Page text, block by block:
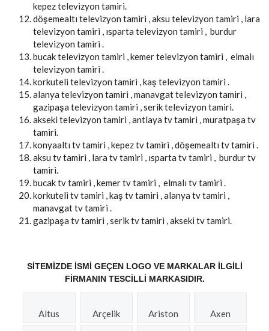
kepez televizyon tamiri.
döşemealtı televizyon tamiri , aksu televizyon tamiri , lara
televizyon tamiri , ısparta televizyon tamiri , burdur
televizyon tamiri .
bucak televizyon tamiri , kemer televizyon tamiri , elmalı
televizyon tamiri .
korkuteli televizyon tamiri , kaş televizyon tamiri .
alanya televizyon tamiri , manavgat televizyon tamiri ,
gazipaşa televizyon tamiri , serik televizyon tamiri.
akseki televizyon tamiri , antlaya tv tamiri , muratpaşa tv
tamiri.
konyaaltı tv tamiri , kepez tv tamiri , döşemealtı tv tamiri .
aksu tv tamiri , lara tv tamiri , ısparta tv tamiri , burdur tv
tamiri.
bucak tv tamiri , kemer tv tamiri , elmalı tv tamiri .
korkuteli tv tamiri , kaş tv tamiri , alanya tv tamiri ,
manavgat tv tamiri .
gazipaşa tv tamiri , serik tv tamiri , akseki tv tamiri.
SITEMIZDE ISMI GEÇEN LOGO VE MARKALAR ILGILI
FIRMANIN TESCILLI MARKASIDIR.
Altus Arçelik Ariston Axen